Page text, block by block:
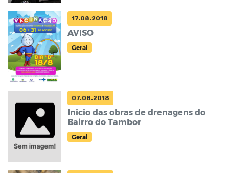
17.08.2018
AVISO
Geral
07.08.2018
Inicio das obras de drenagens do
Bairro do Tambor
Geral